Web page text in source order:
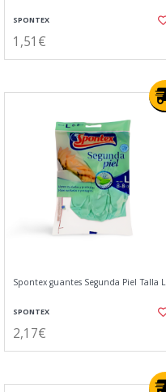
SPONTEX
1,51€
Spontex guantes Segunda Piel Talla L
SPONTEX
2,17€